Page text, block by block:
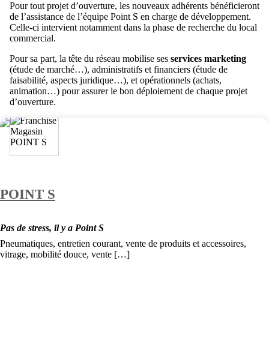
Pour tout projet d’ouverture, les nouveaux adhérents bénéficieront
de l’assistance de l’équipe Point S en charge de développement.
Celle-ci intervient notamment dans la phase de recherche du local
commercial.
Pour sa part, la tête du réseau mobilise ses services marketing
(étude de marché…), administratifs et financiers (étude de
faisabilité, aspects juridique…), et opérationnels (achats,
animation…) pour assurer le bon déploiement de chaque projet
d’ouverture.
POINT S
Pas de stress, il y a Point S
Pneumatiques, entretien courant, vente de produits et accessoires,
vitrage, mobilité douce, vente […]